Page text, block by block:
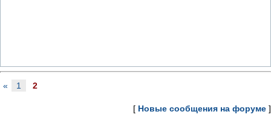
« 1 2
[ Новые сообщения на форуме ]